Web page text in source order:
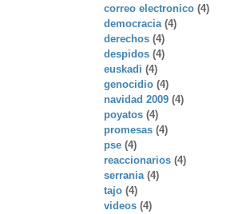
correo electronico (4)
democracia (4)
derechos (4)
despidos (4)
euskadi (4)
genocidio (4)
navidad 2009 (4)
poyatos (4)
promesas (4)
pse (4)
reaccionarios (4)
serrania (4)
tajo (4)
videos (4)